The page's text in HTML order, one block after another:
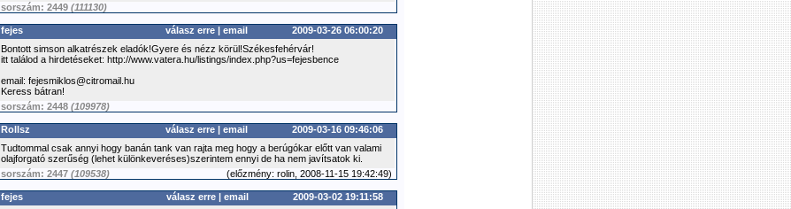
sorszám: 2449 (111130)
fejes válasz erre | email
2009-03-26 06:00:20
Bontott simson alkatrészek eladók!Gyere és nézz körül!Székesfehérvár!
itt találod a hirdetéseket: http://www.vatera.hu/listings/index.php?us=fejesbence
email: fejesmiklos@citromail.hu
Keress bátran!
sorszám: 2448 (109978)
Rollsz válasz erre | email
2009-03-16 09:46:06
Tudtommal csak annyi hogy banán tank van rajta meg hogy a berúgókar előtt van valami
olajforgató szerűség (lehet különkeveréses)szerintem ennyi de ha nem javítsatok ki.
sorszám: 2447 (109538) (előzmény: rolin, 2008-11-15 19:42:49)
fejes válasz erre | email
2009-03-02 19:11:58